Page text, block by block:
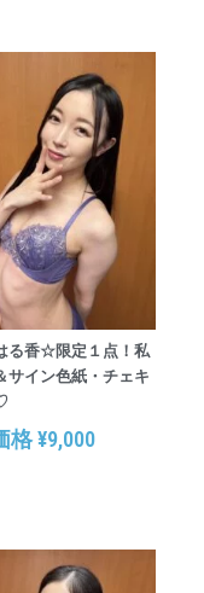
る香☆限定１点！私
サイン色紙・チェキ
格¥9,000